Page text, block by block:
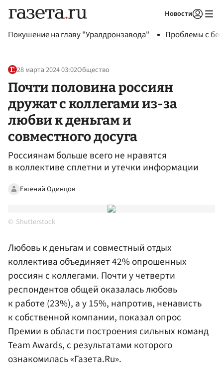
Новости
Покушение на главу "Уралдронзавода" Проблемы с
28 марта 2024 03:02Общество
Почти половина россиян
дружат с коллегами из-за
любви к деньгам и
совместного досуга
Россиянам больше всего не нравятся
в коллективе сплетни и утечки информации
Евгений Одинцов
Shutterstock
Любовь к деньгам и совместный отдых
коллектива объединяет 42% опрошенных
россиян с коллегами. Почти у четверти
респондентов общей оказалась любовь
к работе (23%), а у 15%, напротив, ненависть
к собственной компании, показал опрос
Премии в области построения сильных команд
Team Awards, с результатами которого
ознакомилась «Газета.Ru».